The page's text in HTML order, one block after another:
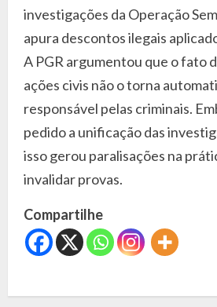
investigações da Operação
apura descontos ilegais
A PGR argumentou que o fato
ações civis não o torna
responsável pelas criminais.
pedido a unificação das
isso gerou paralisações na
invalidar provas.
Compartilhe
C